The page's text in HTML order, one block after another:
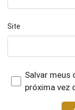
Site
Salvar meus
próxima vez